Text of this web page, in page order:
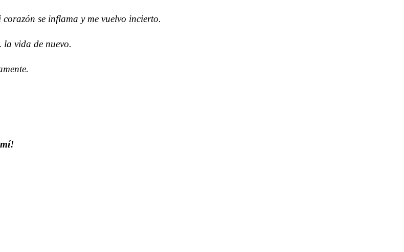
se inflama y me vuelvo incierto.
vida de nuevo.